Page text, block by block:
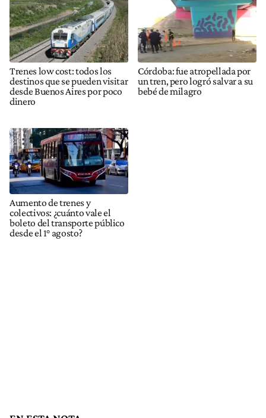
Trenes low cost: todos los
destinos que se pueden visitar
desde Buenos Aires por poco
dinero
Córdoba: fue atropellada por
un tren, pero logró salvar a su
bebé de milagro
Aumento de trenes y
colectivos: ¿cuánto vale el
boleto del transporte público
desde el 1° agosto?